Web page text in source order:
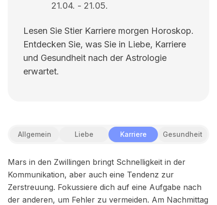
21.04. - 21.05.
Lesen Sie Stier Karriere morgen Horoskop.
Entdecken Sie, was Sie in Liebe, Karriere
und Gesundheit nach der Astrologie
erwartet.
Allgemein Liebe Karriere Gesundheit
Mars in den Zwillingen bringt Schnelligkeit in der
Kommunikation, aber auch eine Tendenz zur
Zerstreuung. Fokussiere dich auf eine Aufgabe nach
der anderen, um Fehler zu vermeiden. Am Nachmittag